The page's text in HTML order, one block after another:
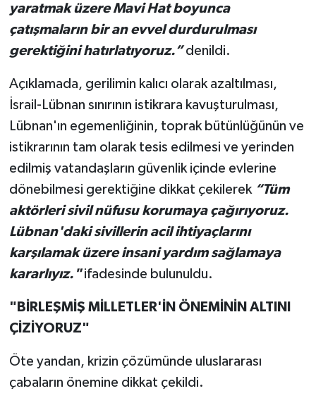
yaratmak üzere Mavi Hat boyunca
çatışmaların bir an evvel durdurulması
gerektiğini hatırlatıyoruz.”denildi.
Açıklamada, gerilimin kalıcı olarak azaltılması,
İsrail-Lübnan sınırının istikrara kavuşturulması,
Lübnan'ın egemenliğinin, toprak bütünlüğünün ve
istikrarının tam olarak tesis edilmesi ve yerinden
edilmiş vatandaşların güvenlik içinde evlerine
dönebilmesi gerektiğine dikkat çekilerek “Tüm
aktörleri sivil nüfusu korumaya çağırıyoruz.
Lübnan'daki sivillerin acil ihtiyaçlarını
karşılamak üzere insani yardım sağlamaya
kararlıyız."ifadesinde bulunuldu.
"BİRLEŞMİŞ MİLLETLER'İN ÖNEMİNİN ALTINI
ÇİZİYORUZ"
Öte yandan, krizin çözümünde uluslararası
çabaların önemine dikkat çekildi.